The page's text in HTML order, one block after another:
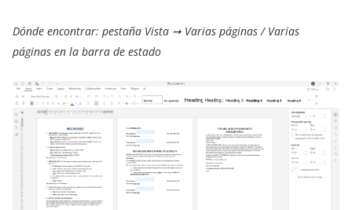
Dónde encontrar: pestaña Vista ➙ Varias páginas / Varias
páginas en la barra de estado